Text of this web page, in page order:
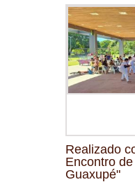
Realizado
Encontro
Guaxupé"